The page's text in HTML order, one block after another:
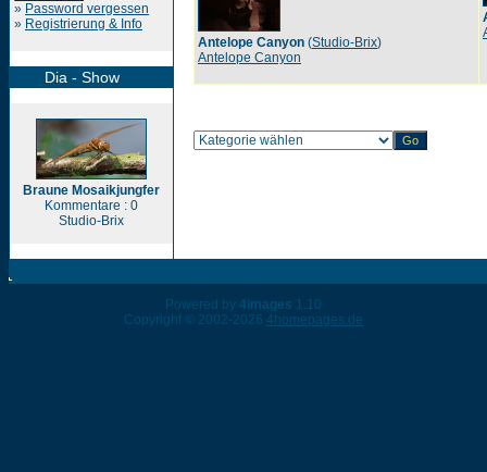
» Password vergessen
» Registrierung & Info
Dia - Show
Braune Mosaikjungfer
Kommentare : 0
Studio-Brix
Antelope Canyon (Studio-Brix)
Antelope Canyon
Powered by 4images 1.10
Copyright © 2002-2026 4homepages.de